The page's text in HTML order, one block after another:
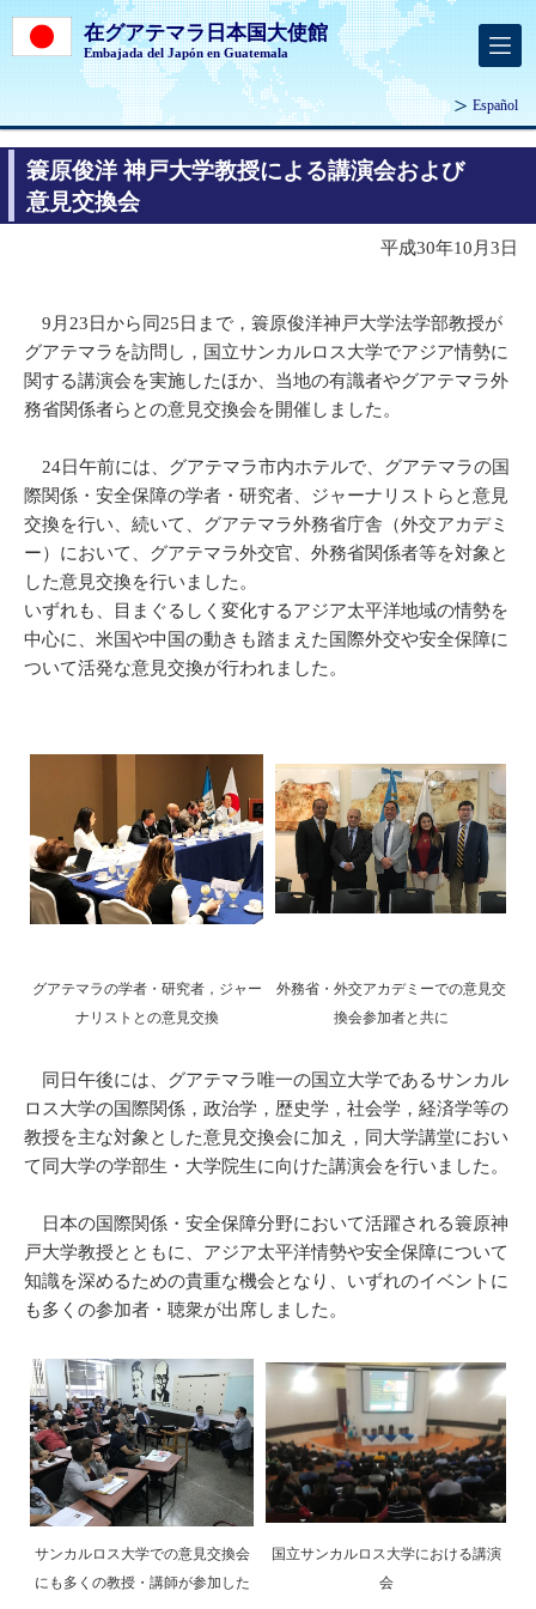
在グアテマラ日本国大使館
Embajada del Japón en Guatemala
Español
簑原俊洋 神戸大学教授による講演会および
意見交換会
平成30年10月3日
9月23日から同25日まで，簑原俊洋神戸大学法学部教授が
グアテマラを訪問し，国立サンカルロス大学でアジア情勢に
関する講演会を実施したほか、当地の有識者やグアテマラ外
務省関係者らとの意見交換会を開催しました。
24日午前には、グアテマラ市内ホテルで、グアテマラの国
際関係・安全保障の学者・研究者、ジャーナリストらと意見
交換を行い、続いて、グアテマラ外務省庁舎（外交アカデミ
ー）において、グアテマラ外交官、外務省関係者等を対象と
した意見交換を行いました。
いずれも、目まぐるしく変化するアジア太平洋地域の情勢を
中心に、米国や中国の動きも踏まえた国際外交や安全保障に
ついて活発な意見交換が行われました。
グアテマラの学者・研究者，ジャー
ナリストとの意見交換
外務省・外交アカデミーでの意見交
換会参加者と共に
同日午後には、グアテマラ唯一の国立大学であるサンカル
ロス大学の国際関係，政治学，歴史学，社会学，経済学等の
教授を主な対象とした意見交換会に加え，同大学講堂におい
て同大学の学部生・大学院生に向けた講演会を行いました。
日本の国際関係・安全保障分野において活躍される簑原神
戸大学教授とともに、アジア太平洋情勢や安全保障について
知識を深めるための貴重な機会となり、いずれのイベントに
も多くの参加者・聴衆が出席しました。
サンカルロス大学での意見交換会
にも多くの教授・講師が参加した
国立サンカルロス大学における講演
会